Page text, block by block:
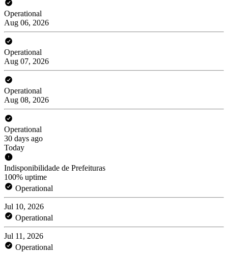
Operational
Aug 06, 2026
Operational
Aug 07, 2026
Operational
Aug 08, 2026
Operational
30 days ago
Today
Indisponibilidade de Prefeituras
100% uptime
Operational
Jul 10, 2026
Operational
Jul 11, 2026
Operational